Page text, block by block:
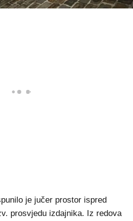
je jučer prostor ispred
prosvjedu izdajnika. Iz redova